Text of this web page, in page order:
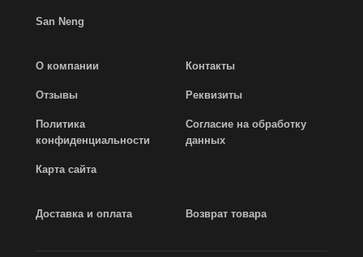
San Neng
О компании Контакты
Отзывы Реквизиты
Политика
конфиденциальности
Согласие на обработку
данных
Карта сайта
Доставка и оплата Возврат товара